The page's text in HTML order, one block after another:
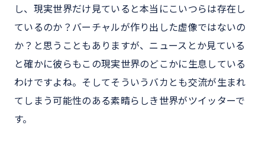
し、現実世界だけ見ていると本当にこいつらは存在し
ているのか？バーチャルが作り出した虚像ではないの
か？と思うこともありますが、ニュースとか見ている
と確かに彼らもこの現実世界のどこかに生息している
わけですよね。そしてそういうバカとも交流が生まれ
てしまう可能性のある素晴らしき世界がツイッターで
す。